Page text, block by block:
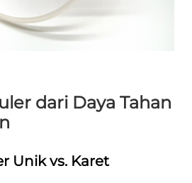
dari Daya Tahan
Unik vs. Karet